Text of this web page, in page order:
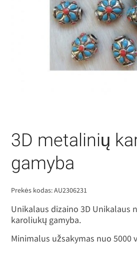
3D metalinių
gamyba
Prekės kodas:AU2306231
Unikalaus dizaino 3D Unikalaus
karoliukų gamyba.
Minimalus užsakymas nuo 5000